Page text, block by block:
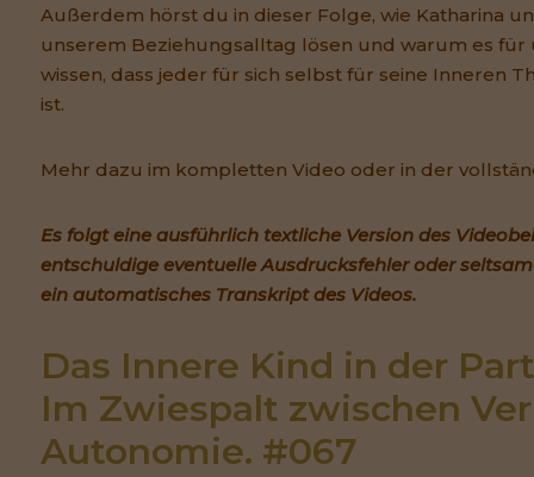
Außerdem hörst du in dieser Folge, wie Katharina
unserem Beziehungsalltag lösen und warum es für
wissen, dass jeder für sich selbst für seine Inneren
ist.
Mehr dazu im kompletten Video oder in der
Es folgt eine ausführlich textliche Version des
entschuldige eventuelle Ausdrucksfehler oder
ein automatisches Transkript des Videos.
Das Innere Kind in der
Im Zwiespalt zwischen
Autonomie. #067